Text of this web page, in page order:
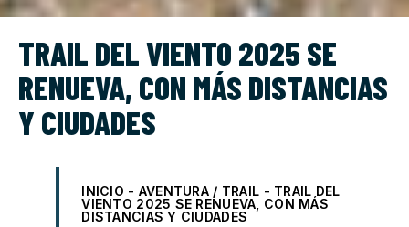
TRAIL DEL VIENTO 2025 SE
RENUEVA, CON MÁS DISTANCIAS
Y CIUDADES
INICIO - AVENTURA / TRAIL - TRAIL DEL
VIENTO 2025 SE RENUEVA, CON MÁS
DISTANCIAS Y CIUDADES